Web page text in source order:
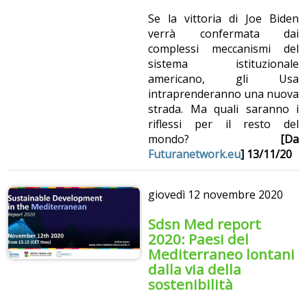
Se la vittoria di Joe Biden
verrà confermata dai
complessi meccanismi del
sistema istituzionale
americano, gli Usa
intraprenderanno una nuova
strada. Ma quali saranno i
riflessi per il resto del
mondo? [Da
Futuranetwork.eu] 13/11/20
giovedì 12 novembre 2020
Sdsn Med report
2020: Paesi del
Mediterraneo lontani
dalla via della
sostenibilità